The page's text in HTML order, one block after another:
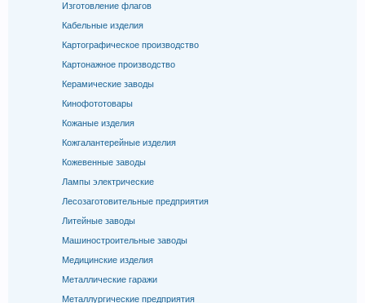
Изготовление флагов
Кабельные изделия
Картографическое производство
Картонажное производство
Керамические заводы
Кинофототовары
Кожаные изделия
Кожгалантерейные изделия
Кожевенные заводы
Лампы электрические
Лесозаготовительные предприятия
Литейные заводы
Машиностроительные заводы
Медицинские изделия
Металлические гаражи
Металлургические предприятия